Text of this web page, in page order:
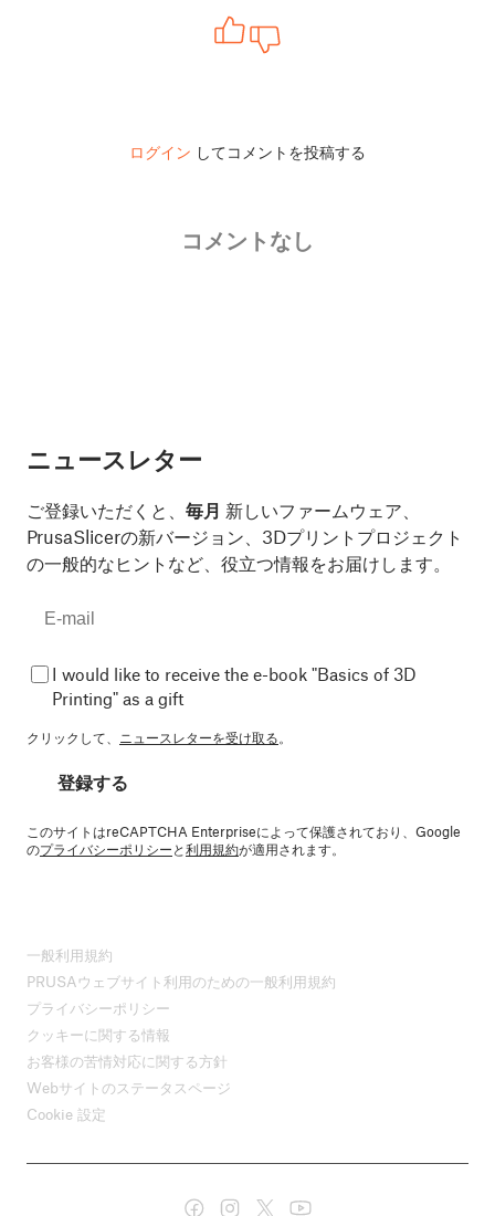
ログイン してコメントを投稿する
コメントなし
ニュースレター
ご登録いただくと、 毎月 新しいファームウェア、
PrusaSlicerの新バージョン、3Dプリントプロジェクト
の一般的なヒントなど、役立つ情報をお届けします。
I would like to receive the e-book "Basics of 3D
Printing" as a gift
クリックして、 ニュースレターを受け取る。
登録する
このサイトはreCAPTCHA Enterpriseによって保護されており、Google
のプライバシーポリシーと利用規約が適用されます。
一般利用規約
PRUSAウェブサイト利用のための一般利用規約
プライバシーポリシー
クッキーに関する情報
お客様の苦情対応に関する方針
Webサイトのステータスページ
Cookie 設定